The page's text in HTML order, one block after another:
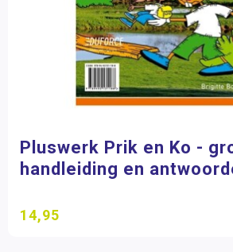
Pluswerk Prik en Ko -
handleiding en
14,95